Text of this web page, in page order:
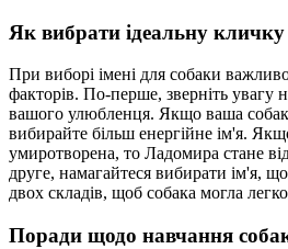
Як вибрати ідеальну
При виборі імені для собаки
факторів. По-перше, зверніть увагу
вашого улюбленця. Якщо ваша
вибирайте більш енергійне ім'я.
умиротворена, то Ладомира стане
друге, намагайтеся вибирати ім'я,
двох складів, щоб собака могла
Поради щодо навчання